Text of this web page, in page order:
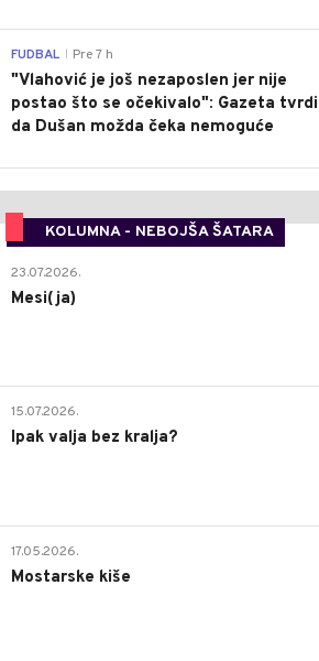
FUDBAL Pre 7 h
"Vlahović je još nezaposlen jer nije
postao što se očekivalo": Gazeta tvrdi
da Dušan možda čeka nemoguće
KOLUMNA - NEBOJŠA ŠATARA
23.07.2026.
Mesi(ja)
15.07.2026.
Ipak valja bez kralja?
17.05.2026.
Mostarske kiše